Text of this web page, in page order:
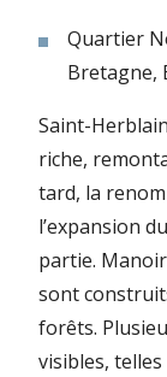
Quartier
Bretagne,
Saint-
riche,
tard, la
l’expansion
partie.
sont
forêts.
visibles,